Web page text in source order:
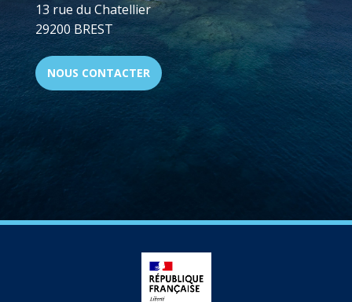
13 rue du Chatellier
29200 BREST
NOUS CONTACTER